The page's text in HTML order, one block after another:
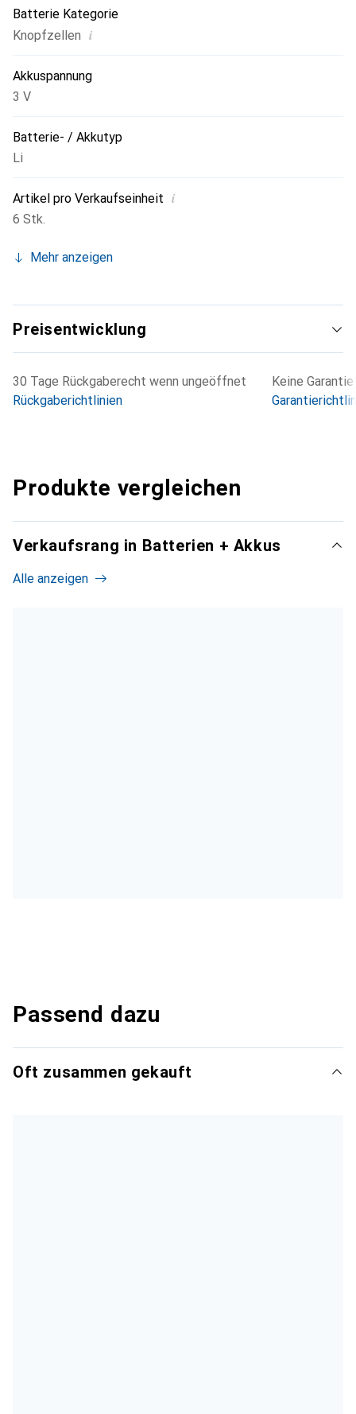
Batterie Kategorie
Knopfzellen i
Akkuspannung
3 V
Batterie- / Akkutyp
Li
Artikel pro Verkaufseinheit i
6 Stk.
Mehr anzeigen
Preisentwicklung
30 Tage Rückgaberecht wenn ungeöffnet
Rückgaberichtlinien
Keine Garantie
Produkte vergleichen
Verkaufsrang in Batterien + Akkus
Alle anzeigen
Passend dazu
Oft zusammen gekauft